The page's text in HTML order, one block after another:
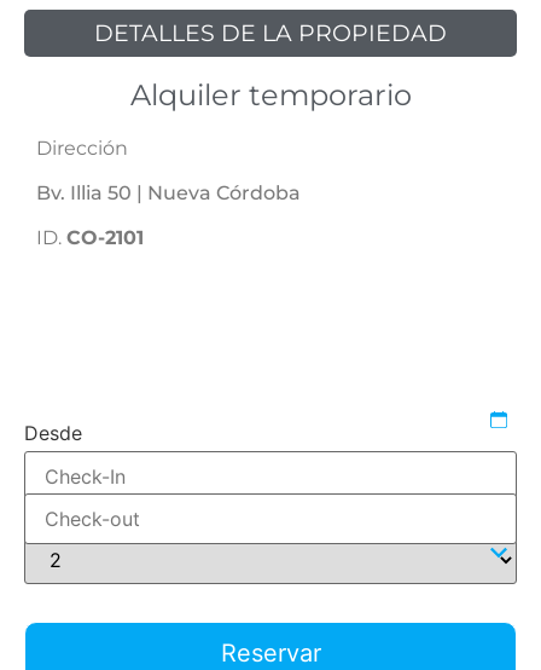
DETALLES DE LA PROPIEDAD
Alquiler temporario
Dirección
Bv. Illia 50 | Nueva Córdoba
ID. CO-2101
Desde
Hasta
Adultos
Reservar